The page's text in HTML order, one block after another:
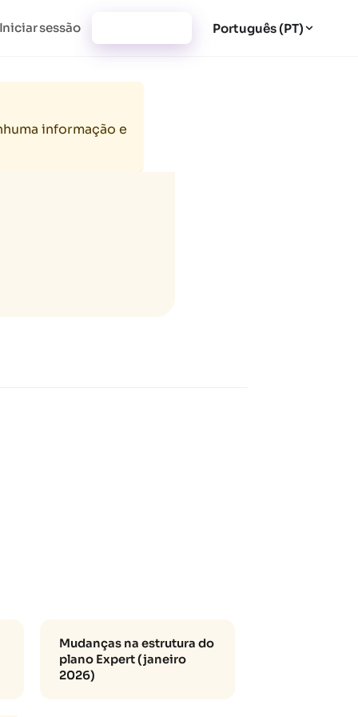
sessão Português (PT)
Mudanças na estrutura do
plano Expert (janeiro
2026)
informação e